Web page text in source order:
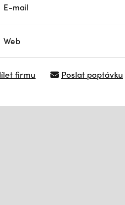
E-mail
Web
firmu Poslat poptávku